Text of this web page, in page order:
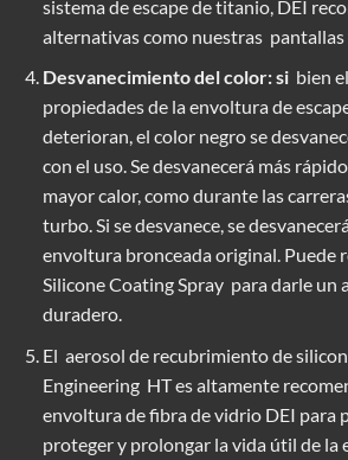
sistema de escape de titanio, DEI
alternativas como nuestras
Desvanecimiento del color: sibien
propiedades de la envoltura de
deterioran, el color negro se
con el uso. Se desvanecerá más
mayor calor, como durante las
turbo. Si se desvanece, se
envoltura bronceada original. Puede
Silicone Coating Spraypara darle un
duradero.
El aerosol de recubrimiento de
Engineering HTes altamente
envoltura de fibra de vidrio DEI para
proteger y prolongar la vida útil de la